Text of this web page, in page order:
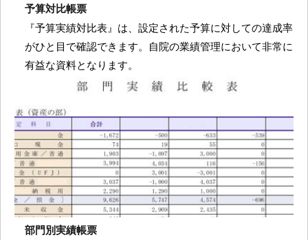
予算対比帳票
『予算実績対比表』は、設定された予算に対しての達成率
がひと目で確認できます。自院の業績管理において非常に
有益な資料となります。
部門別実績帳票